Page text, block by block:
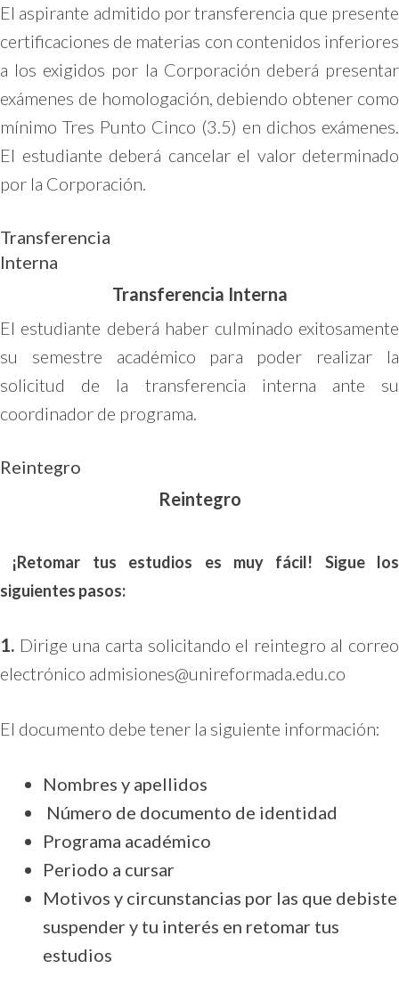
El aspirante admitido por transferencia que presente
certificaciones de materias con contenidos inferiores
a los exigidos por la Corporación deberá presentar
exámenes de homologación, debiendo obtener como
mínimo Tres Punto Cinco (3.5) en dichos exámenes.
El estudiante deberá cancelar el valor determinado
por la Corporación.
Transferencia
Interna
Transferencia Interna
El estudiante deberá haber culminado exitosamente
su semestre académico para poder realizar la
solicitud de la transferencia interna ante su
coordinador de programa.
Reintegro
Reintegro
¡Retomar tus estudios es muy fácil! Sigue los
siguientes pasos:
1. Dirige una carta solicitando el reintegro al correo
electrónico admisiones@unireformada.edu.co
El documento debe tener la siguiente información:
Nombres y apellidos
Número de documento de identidad
Programa académico
Periodo a cursar
Motivos y circunstancias por las que debiste
suspender y tu interés en retomar tus
estudios